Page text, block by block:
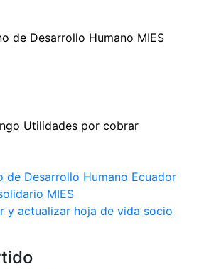
de Desarrollo Humano Ecuador
MIES
y actualizar hoja de vida socio